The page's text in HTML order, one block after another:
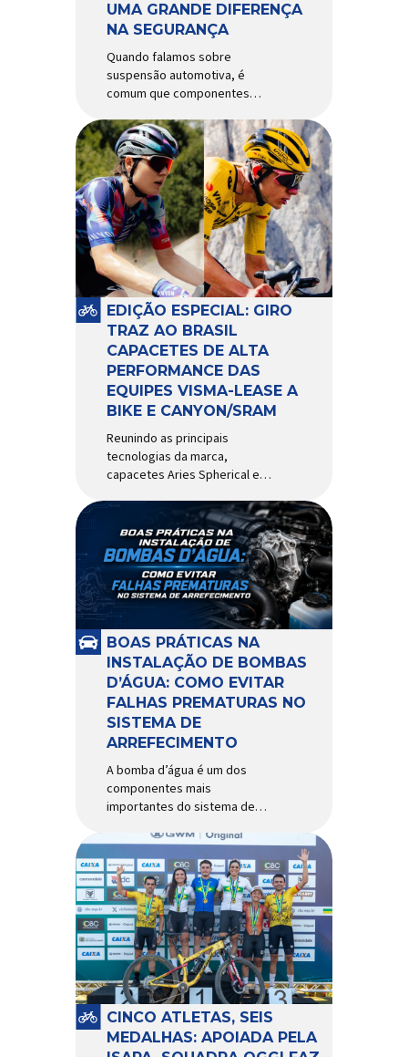
UMA GRANDE DIFERENÇA
NA SEGURANÇA
Quando falamos sobre
suspensão automotiva, é
comum que componentes
recebam mais atenção. Porém,
existe uma peça relativamente
pequena que desempenha um
papel fundamental na
segurança e no
comportamento do veículo: o
pivô de suspensão.
Responsável por conectar
diferentes componentes do
sistema e permitir os
movimentos necessários
durante a condução, o pivô […]
EDIÇÃO ESPECIAL: GIRO
TRAZ AO BRASIL
CAPACETES DE ALTA
PERFORMANCE DAS
EQUIPES VISMA-LEASE A
BIKE E CANYON/SRAM
Reunindo as principais
tecnologias da marca,
capacetes Aries Spherical e
ao país com a pintura oficial
utilizada por equipes do World
Tour Patrocinadora de algumas
das principais equipes de
ciclismo do mundo, a Giro é
uma das marcas de capacetes
e acessórios para ciclismo
mais reconhecida no Brasil.
Importada e distribuída […]
BOAS PRÁTICAS NA
INSTALAÇÃO DE BOMBAS
D’ÁGUA: COMO EVITAR
FALHAS PREMATURAS NO
SISTEMA DE
ARREFECIMENTO
A bomba d’água é um dos
componentes mais
importantes do sistema de
garantir a circulação contínua
do líquido de arrefecimento
entre motor, radiador e demais
componentes do sistema,
controlando a temperatura de
operação e evitando
superaquecimentos. Por
trabalhar constantemente
enquanto o motor está em
funcionamento, a bomba
d’água exige não apenas […]
CINCO ATLETAS, SEIS
MEDALHAS: APOIADA PELA